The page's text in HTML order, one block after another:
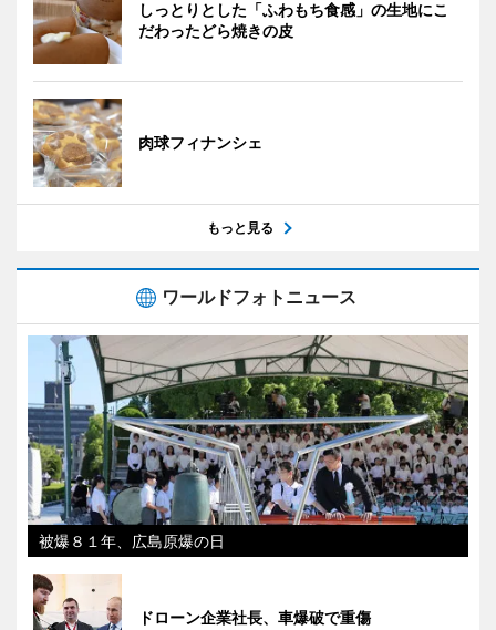
しっとりとした「ふわもち食感」の生地にこ
だわったどら焼きの皮
肉球フィナンシェ
もっと見る
ワールドフォトニュース
被爆８１年、広島原爆の日
ドローン企業社長、車爆破で重傷